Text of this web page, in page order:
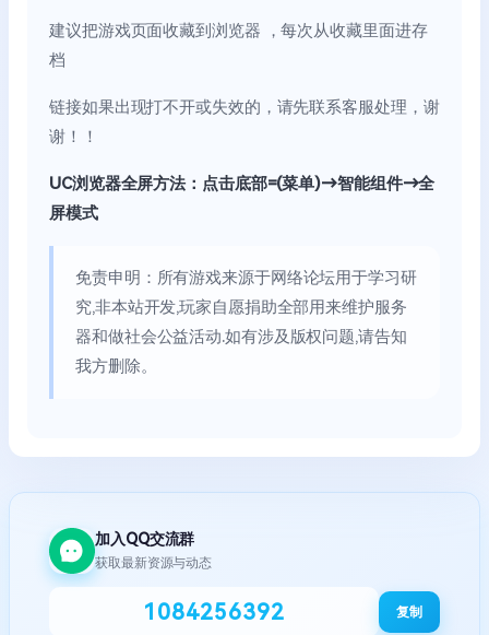
建议把游戏页面收藏到浏览器 ，每次从收藏里面进存
档
链接如果出现打不开或失效的，请先联系客服处理，谢
谢！！
UC浏览器全屏方法：点击底部=(菜单)→智能组件→全
屏模式
免责申明：所有游戏来源于网络论坛用于学习研
究,非本站开发,玩家自愿捐助全部用来维护服务
器和做社会公益活动.如有涉及版权问题,请告知
我方删除。
加入QQ交流群
获取最新资源与动态
1084256392 复制